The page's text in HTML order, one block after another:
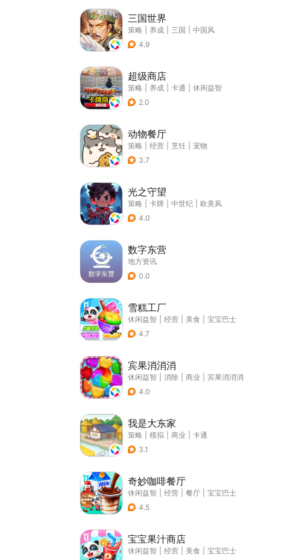
三国世界
策略 养成 三国
中国风
4.9
超级商店
策略 养成 卡通
休闲益智
2.0
动物餐厅
策略 经营 烹饪
宠物
3.7
光之守望
策略 卡牌 中世纪
欧美风
4.0
数字东营
地方资讯
0.0
雪糕工厂
休闲益智 经营 美食
宝宝巴士
4.7
宾果消消消
休闲益智 消除 商业
宾果消消消
4.0
我是大东家
策略 模拟 商业
卡通
3.1
奇妙咖啡餐厅
休闲益智 经营 餐厅
宝宝巴士
4.5
宝宝果汁商店
休闲益智 经营 美食
宝宝巴士